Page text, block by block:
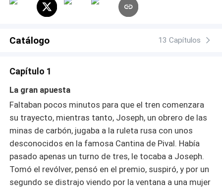
Catálogo 13 Capítulos
Capítulo 1
La gran apuesta
Faltaban pocos minutos para que el tren comenzara
su trayecto, mientras tanto, Joseph, un obrero de las
minas de carbón, jugaba a la ruleta rusa con unos
desconocidos en la famosa Cantina de Pival. Había
pasado apenas un turno de tres, le tocaba a Joseph.
Tomó el revólver, pensó en el premio, suspiró, y por un
segundo se distrajo viendo por la ventana a una mujer